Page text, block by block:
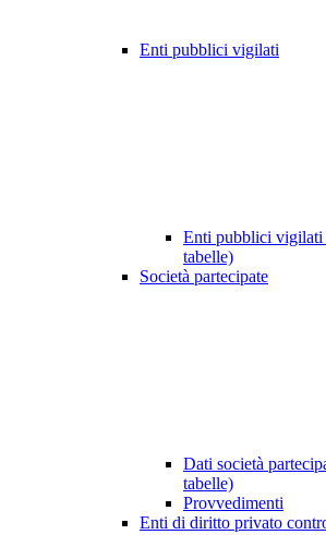
Enti pubblici vigilati
Enti pubblici vigilati
tabelle)
Società partecipate
Dati società
tabelle)
Provvedimenti
Enti di diritto privato